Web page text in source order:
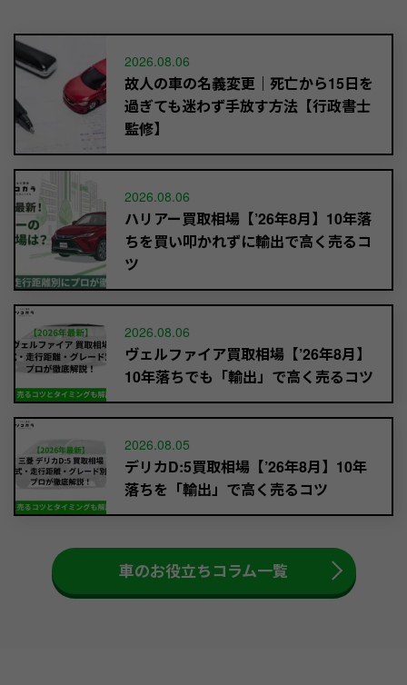
2026.08.06
故人の車の名義変更｜死亡から15日を
過ぎても迷わず手放す方法【行政書士
監修】
2026.08.06
ハリアー買取相場【’26年8月】10年落
ちを買い叩かれずに輸出で高く売るコ
ツ
2026.08.06
ヴェルファイア買取相場【’26年8月】
10年落ちでも「輸出」で高く売るコツ
2026.08.05
デリカD:5買取相場【’26年8月】10年
落ちを「輸出」で高く売るコツ
車のお役立ちコラム一覧